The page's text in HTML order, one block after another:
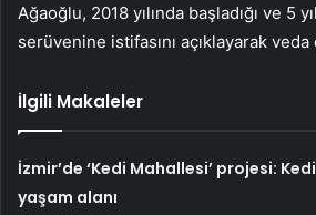
Ağaoğlu, 2018 yılında başladığı ve 5
serüvenine istifasını açıklayarak veda
İlgili Makaleler
İzmir’de ‘Kedi Mahallesi’ projesi:
yaşam alanı